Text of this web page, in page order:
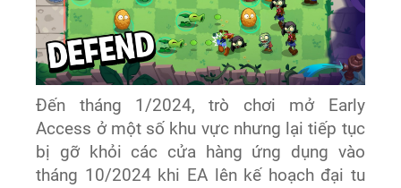
Đến tháng 1/2024, trò chơi mở Early
Access ở một số khu vực nhưng lại tiếp tục
bị gỡ khỏi các cửa hàng ứng dụng vào
tháng 10/2024 khi EA lên kế hoạch đại tu